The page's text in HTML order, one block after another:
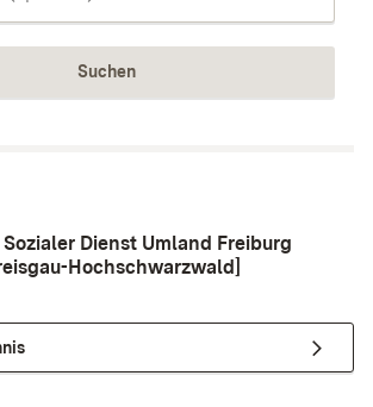
Suchen
Dienst Umland Freiburg
Hochschwarzwald]